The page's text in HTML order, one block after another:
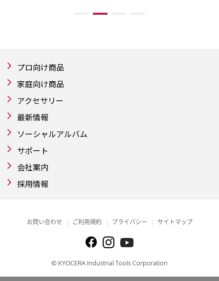
プロ向け商品
家庭向け商品
アクセサリー
最新情報
ソーシャルアルバム
サポート
会社案内
採用情報
お問い合わせ ご利用規約 プライバシー サイトマップ
© KYOCERA Industrial Tools Corporation